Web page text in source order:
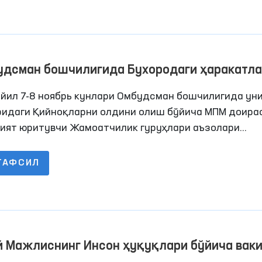
бошчилигида Бухородаги
чекланган шахслар сақланадиганн
шароитлар ўрганилди
7-8 ноябрь кунлари Омбудсман бошчилигида
Қийноқларни олдини олиш бўйича МПМ
юритувчи Жамоатчилик гуруҳлари аъзолари
ташрифлари амалга оширилди. Жараёнларда
ҳам иштирок этишди.
Мажлиснинг Инсон ҳуқуқлари бўйича